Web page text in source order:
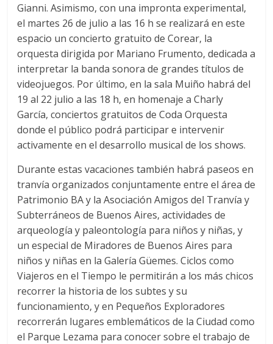
Gianni. Asimismo, con una impronta experimental,
el martes 26 de julio a las 16 h se realizará en este
espacio un concierto gratuito de Corear, la
orquesta dirigida por Mariano Frumento, dedicada a
interpretar la banda sonora de grandes títulos de
videojuegos. Por último, en la sala Muiño habrá del
19 al 22 julio a las 18 h, en homenaje a Charly
García, conciertos gratuitos de Coda Orquesta
donde el público podrá participar e intervenir
activamente en el desarrollo musical de los shows.
Durante estas vacaciones también habrá paseos en
tranvía organizados conjuntamente entre el área de
Patrimonio BA y la Asociación Amigos del Tranvía y
Subterráneos de Buenos Aires, actividades de
arqueología y paleontología para niños y niñas, y
un especial de Miradores de Buenos Aires para
niños y niñas en la Galería Güemes. Ciclos como
Viajeros en el Tiempo le permitirán a los más chicos
recorrer la historia de los subtes y su
funcionamiento, y en Pequeños Exploradores
recorrerán lugares emblemáticos de la Ciudad como
el Parque Lezama para conocer sobre el trabajo de